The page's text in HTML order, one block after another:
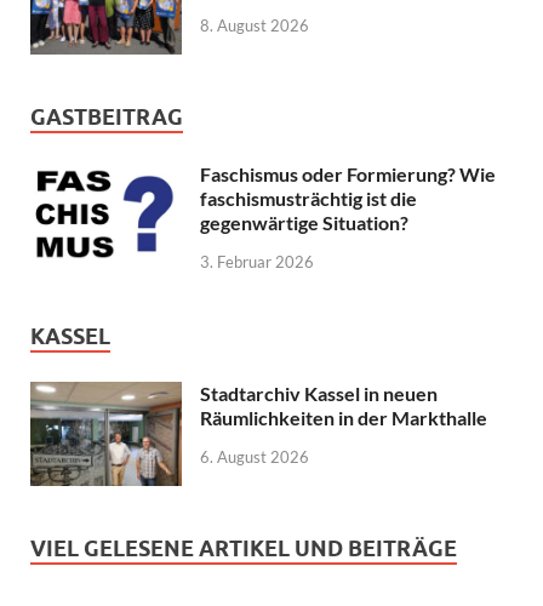
8. August 2026
GASTBEITRAG
Faschismus oder Formierung? Wie
faschismusträchtig ist die
gegenwärtige Situation?
3. Februar 2026
KASSEL
Stadtarchiv Kassel in neuen
Räumlichkeiten in der Markthalle
6. August 2026
VIEL GELESENE ARTIKEL UND BEITRÄGE